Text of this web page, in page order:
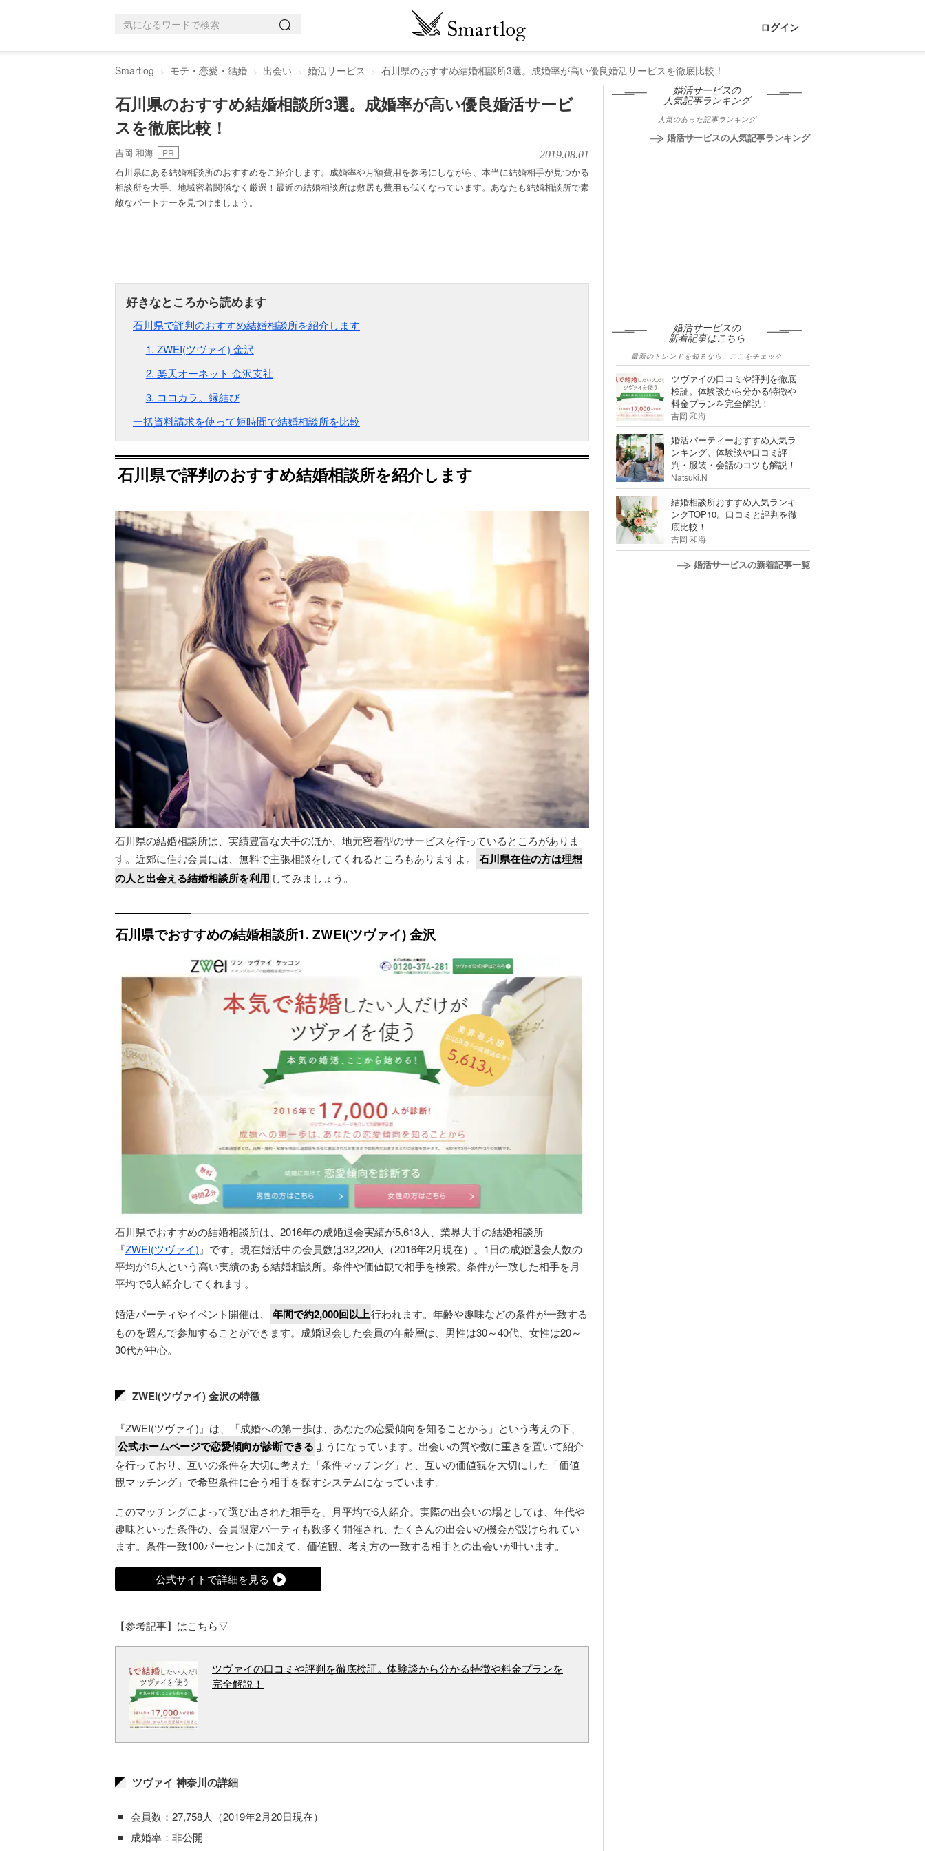
ログイン
Smartlog モテ・恋愛・結婚 出会い 婚活サービス 石川県のおすすめ結婚相談所3選。成婚率が高い優良婚活サービスを徹底比較！
石川県のおすすめ結婚相談所3選。成婚率が高い優良婚活サービ
スを徹底比較！
吉岡 和海 PR 2019.08.01
石川県にある結婚相談所のおすすめをご紹介します。成婚率や月額費用を参考にしながら、本当に結婚相手が見つかる
相談所を大手、地域密着関係なく厳選！最近の結婚相談所は敷居も費用も低くなっています。あなたも結婚相談所で素
敵なパートナーを見つけましょう。
石川県で評判のおすすめ結婚相談所を紹介します
1. ZWEI(ツヴァイ) 金沢
2. 楽天オーネット 金沢支社
3. ココカラ。縁結び
一括資料請求を使って短時間で結婚相談所を比較
石川県で評判のおすすめ結婚相談所を紹介します
石川県の結婚相談所は、実績豊富な大手のほか、地元密着型のサービスを行っているところがありま
す。近郊に住む会員には、無料で主張相談をしてくれるところもありますよ。
石川県在住の方は理想
の人と出会える結婚相談所を利用 してみましょう。
石川県でおすすめの結婚相談所1. ZWEI(ツヴァイ) 金沢
石川県でおすすめの結婚相談所は、2016年の成婚退会実績が5,613人、業界大手の結婚相談所
『ZWEI(ツヴァイ)』です。現在婚活中の会員数は32,220人（2016年2月現在）。1日の成婚退会人数の
平均が15人という高い実績のある結婚相談所。条件や価値観で相手を検索。条件が一致した相手を月
平均で6人紹介してくれます。
婚活パーティやイベント開催は、 年間で約2,000回以上行われます。年齢や趣味などの条件が一致する
ものを選んで参加することができます。成婚退会した会員の年齢層は、男性は30～40代、女性は20～
30代が中心。
ZWEI(ツヴァイ) 金沢の特徴
『ZWEI(ツヴァイ)』は、「成婚への第一歩は、あなたの恋愛傾向を知ることから」という考えの下、
公式ホームページで恋愛傾向が診断できる ようになっています。出会いの質や数に重きを置いて紹介
を行っており、互いの条件を大切に考えた「条件マッチング」と、互いの価値観を大切にした「価値
観マッチング」で希望条件に合う相手を探すシステムになっています。
このマッチングによって選び出された相手を、月平均で6人紹介。実際の出会いの場としては、年代や
趣味といった条件の、会員限定パーティも数多く開催され、たくさんの出会いの機会が設けられてい
ます。条件一致100パーセントに加えて、価値観、考え方の一致する相手との出会いが叶います。
公式サイトで詳細を見る
【参考記事】はこちら▽
ツヴァイの口コミや評判を徹底検証。体験談から分かる特徴や料金プランを
完全解説！
ツヴァイ 神奈川の詳細
会員数：27,758人（2019年2月20日現在）
成婚率：非公開
婚活サービスの
人気記事ランキング
人気のあった記事ランキング
婚活サービスの人気記事ランキング
婚活サービスの
新着記事はこちら
最新のトレンドを知るなら、ここをチェック
ツヴァイの口コミや評判を徹底
検証。体験談から分かる特徴や
料金プランを完全解説！
吉岡 和海
婚活パーティーおすすめ人気ラ
ンキング。体験談や口コミ評
判・服装・会話のコツも解説！
Natsuki.N
結婚相談所おすすめ人気ランキ
ングTOP10。口コミと評判を徹
底比較！
吉岡 和海
婚活サービスの新着記事一覧